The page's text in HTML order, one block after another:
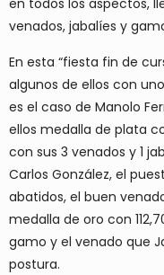
en todos los aspectos,
venados, jabalíes y
En esta “fiesta fin de
algunos de ellos con
es el caso de Manolo
ellos medalla de plata
con sus 3 venados y 1
Carlos González, el
abatidos, el buen
medalla de oro con
gamo y el venado que
postura.